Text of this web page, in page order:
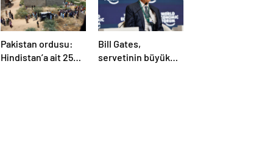
Pakistan ordusu:
Hindistan’a ait 25
Bill Gates,
servetinin büyük